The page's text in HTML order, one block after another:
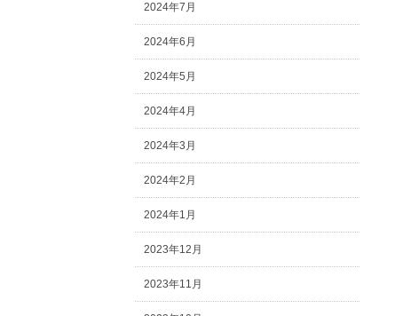
2024年7月
2024年6月
2024年5月
2024年4月
2024年3月
2024年2月
2024年1月
2023年12月
2023年11月